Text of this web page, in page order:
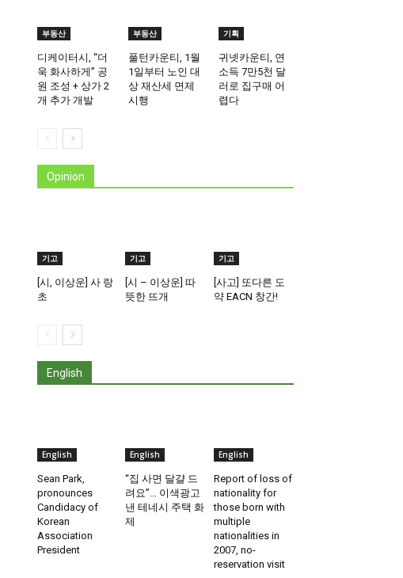
부동산
디케이터시, “더
욱 화사하게” 공
원 조성 + 상가 2
개 추가 개발
부동산
풀턴카운티, 1월
1일부터 노인 대
상 재산세 면제
시행
기획
귀넷카운티, 연
소득 7만5천 달
러로 집구매 어
렵다
Opinion
기고
[시, 이상운] 사 랑
초
기고
[시 – 이상운] 따
뜻한 뜨개
기고
[사고] 또다른 도
약 EACN 창간!
English
English
Sean Park,
pronounces
Candidacy of
Korean
Association
President
English
“집 사면 달걀 드
려요”… 이색광고
낸 테네시 주택 화
제
English
Report of loss of
nationality for
those born with
multiple
nationalities in
2007, no-
reservation visit